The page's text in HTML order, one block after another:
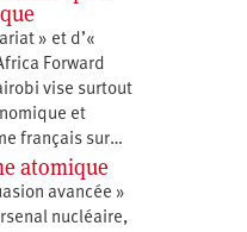
» et d’«
Forward
vise surtout
et
français sur…
atomique
avancée »
nucléaire,